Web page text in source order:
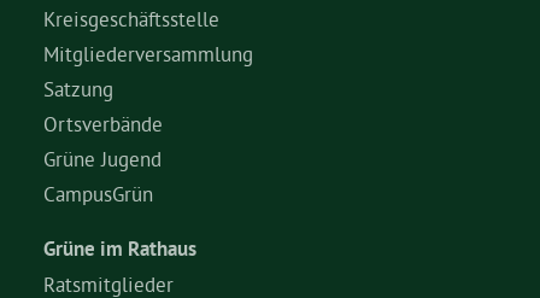
Kreisgeschäftsstelle
Mitgliederversammlung
Satzung
Ortsverbände
Grüne Jugend
CampusGrün
Grüne im Rathaus
Ratsmitglieder